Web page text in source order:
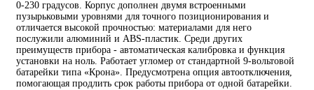
0-230 градусов. Корпус дополнен двумя встроенными
пузырьковыми уровнями для точного позиционирования и
отличается высокой прочностью: материалами для него
послужили алюминий и ABS-пластик. Среди других
преимуществ прибора - автоматическая калибровка и функция
установки на ноль. Работает угломер от стандартной 9-вольтовой
батарейки типа «Крона». Предусмотрена опция автоотключения,
помогающая продлить срок работы прибора от одной батарейки.